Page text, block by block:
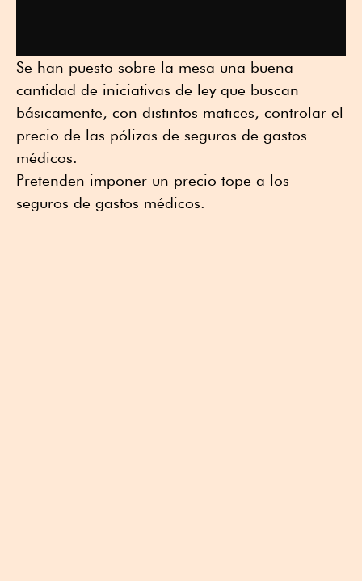
Se han puesto sobre la mesa una buena
cantidad de iniciativas de ley que buscan
básicamente, con distintos matices, controlar el
precio de las pólizas de seguros de gastos
médicos.
Pretenden imponer un precio tope a los
seguros de gastos médicos.